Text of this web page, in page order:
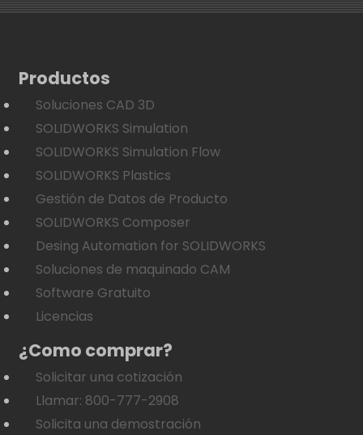
Productos
Soluciones CAD 3D
SOLIDWORKS Simulation
SOLIDWORKS Simulation Flow
SOLIDWORKS Plastics
Gestión de Datos de Producto
SOLIDWORKS Composer
Desing Automation for SOLIDWORKS
Soluciones de maquinado CAM
Software Gratuito
Licencias
¿Como comprar?
Solicitar una cotización
Llamar: 800-777-2908
Solicita una demostración